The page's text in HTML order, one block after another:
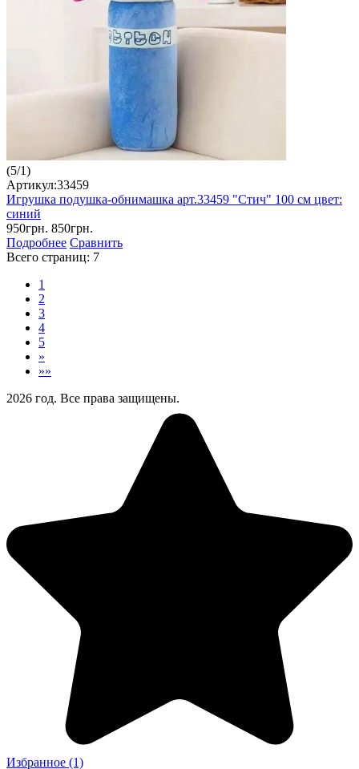
(5/1)
Артикул:33459
Игрушка подушка-обнимашка арт.33459 "Стич" 100 см цвет:
синий
950грн. 850грн.
Подробнее Сравнить
Всего страниц: 7
1
2
3
4
5
»
»»
2026 год. Все права защищены.
Избранное (1)